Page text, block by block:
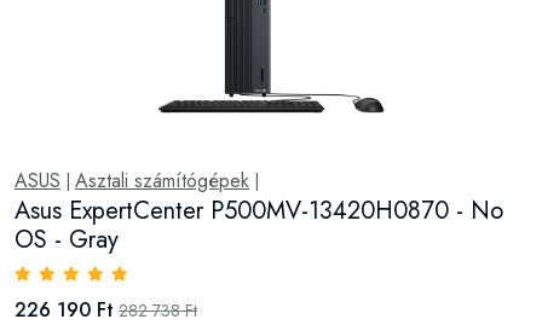
ASUS | Asztali számítógépek |
Asus ExpertCenter P500MV-13420H0870 - No
OS - Gray
226 190 Ft 282 738 Ft